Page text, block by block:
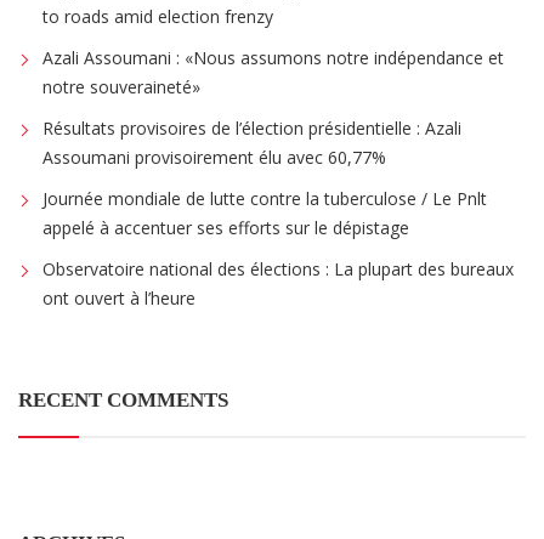
to roads amid election frenzy
Azali Assoumani : «Nous assumons notre indépendance et
notre souveraineté»
Résultats provisoires de l’élection présidentielle : Azali
Assoumani provisoirement élu avec 60,77%
Journée mondiale de lutte contre la tuberculose / Le Pnlt
appelé à accentuer ses efforts sur le dépistage
Observatoire national des élections : La plupart des bureaux
ont ouvert à l’heure
RECENT COMMENTS